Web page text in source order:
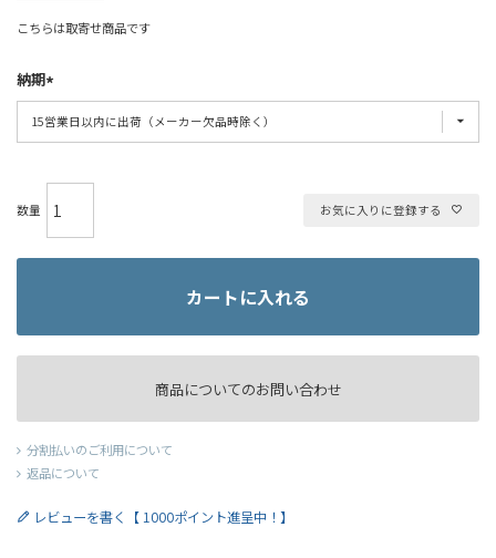
こちらは取寄せ商品です
納期
お気に入りに登録する
カートに入れる
商品についてのお問い合わせ
分割払いのご利用について
返品について
レビューを書く【 1000ポイント進呈中！】